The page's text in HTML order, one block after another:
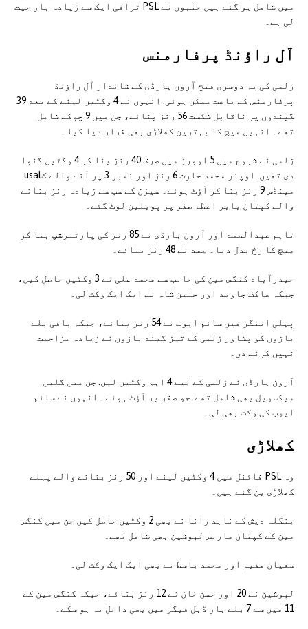
میں شامل ہو گئے ہیں جنہوں نے PSL ٹرافی ایک سے زیادہ بار جیت
لی ہے۔
آل راؤنڈ پرفارمنس
زلمی کی یہ دوسری فتح آرون ہارڈی کے شاندار آل راؤنڈ
پرفارمنس کے باعث ممکن ہوئی. انہوں نے 4 وکٹیں لینے کے بعد 39
گیندوں پر ناقابل شکست 56 رنز بنائے، جن میں 9 چوکے شامل
تھے۔ انہیں میچ کا بہترین کھلاڑی بھی قرار دیا گیا۔
زلمی نے شروع میں 5 اوورز میں صرف 40 رنز بنا کر 4 وکٹیں گنوا
دی تھیں. اوپنر محمد حارث 6 رنز اور نمبر 3 پر آنے والے کusal
مینڈس 9 رنز بنا کر آؤٹ ہوئے۔ سیزن کے سب سے زیادہ رنز بنانے
والے کپتان بابر اعظم صفر پر پویلین لوٹ گئے۔
تاہم عبدالصمد اور آرون ہارڈی نے 85 رنز کی پارٹنرشپ بنا کر
میچ کا رخ بدل دیا۔ صمد نے 48 رنز بنائے۔
حیدرآباد کنگس مین کی جانب سے محمد علی نے 3 وکٹیں حاصل کیں،
جبکہ عاکف جاوید اور حنین شاہ نے ایک ایک وکٹ لی۔
پہلی اننگز میں سائم ایوب نے 54 رنز بنائے، جبکہ باقی بلے
بازوں کو پشاور زلمی کے تیز گیند بازوں نے زیادہ مزاحمت
نہیں کرنے دی۔
آرون ہارڈی نے زلمی کے لیے 4 اہم وکٹیں لیں. جن میں گلین
میکسویل بھی شامل تھے. جو صفر پر آؤٹ ہوئے۔ انہوں نے سائم
ایوب کی وکٹ بھی لی۔
کھلاڑی
وہ PSL فائنل میں 4 وکٹیں لینے اور 50 رنز بنانے والے پہلے
کھلاڑی بن گئے ہیں۔
بنگلہ دیش کے ناہد رانا نے بھی 2 وکٹیں حاصل کیں جن میں کنگس
مین کے کپتان مارنس لبوشین بھی شامل تھے۔
سفیان مقیم اور محمد باسط نے بھی ایک ایک وکٹ لی۔
لبوشین نے 20 اور حسن خان نے 12 رنز بنائے، جبکہ کنگس مین کے
11 میں سے 7 بلے باز ڈبل فیگر میں بھی داخل نہ ہو سکے۔